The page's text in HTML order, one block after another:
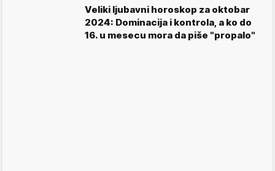
Veliki ljubavni horoskop za oktobar
2024: Dominacija i kontrola, a ko do
16. u mesecu mora da piše "propalo"